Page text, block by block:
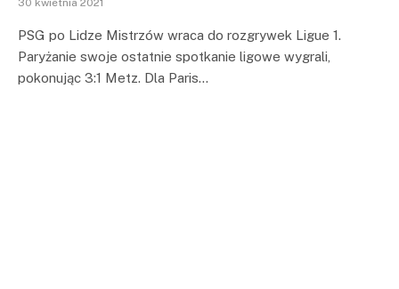
30 kwietnia 2021
PSG po Lidze Mistrzów wraca do rozgrywek Ligue 1.
Paryżanie swoje ostatnie spotkanie ligowe wygrali,
pokonując 3:1 Metz. Dla Paris…